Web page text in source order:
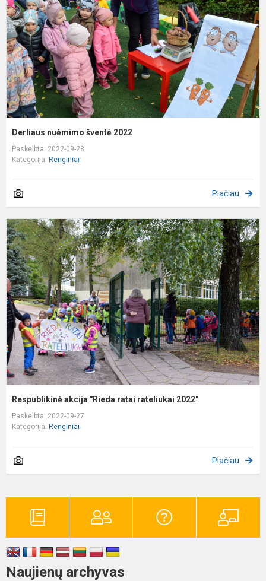
Derliaus nuėmimo šventė 2022
Paskelbta: 2022-09-28
Kategorija: Renginiai
Plačiau
Respublikinė akcija "Rieda ratai rateliukai 2022"
Paskelbta: 2022-09-27
Kategorija: Renginiai
Plačiau
Naujienų archyvas